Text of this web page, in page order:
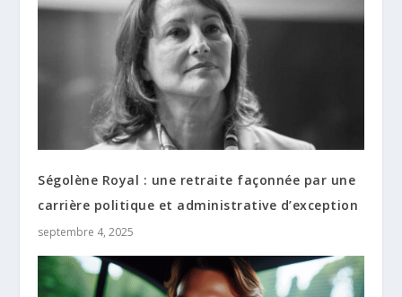
Ségolène Royal : une retraite façonnée par une
carrière politique et administrative d’exception
septembre 4, 2025